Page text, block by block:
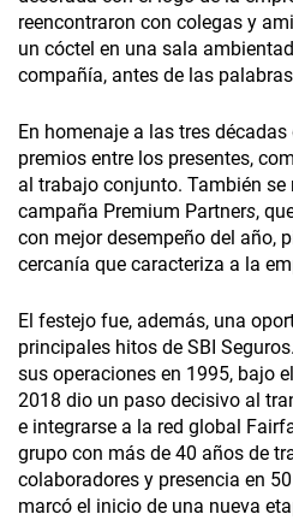
reencontraron con colegas y
un cóctel en una sala
compañía, antes de las
En homenaje a las tres
premios entre los presentes,
al trabajo conjunto. También
campaña Premium Partners,
con mejor desempeño del año,
cercanía que caracteriza a la
El festejo fue, además, una
principales hitos de SBI
sus operaciones en 1995, bajo
2018 dio un paso decisivo al
e integrarse a la red global
grupo con más de 40 años de
colaboradores y presencia en
marcó el inicio de una nueva